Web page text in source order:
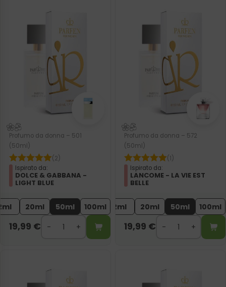
Profumo da donna – 501
(50ml)
(2)
Ispirato da:
DOLCE & GABBANA -
LIGHT BLUE
20ml 50ml 100ml
19,99 €
Profumo da donna – 572
(50ml)
(1)
Ispirato da:
LANCOME - LA VIE EST
BELLE
2ml 20ml 50ml 100ml
19,99 €